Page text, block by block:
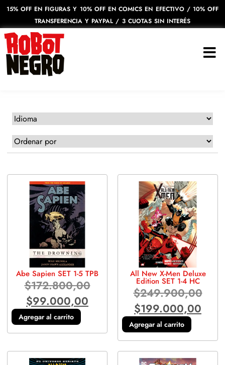
15% OFF EN FIGURAS Y 10% OFF EN COMICS EN EFECTIVO / 10% OFF
TRANSFERENCIA Y PAYPAL / 3 CUOTAS SIN INTERÉS
Abe Sapien SET 1-5 TPB
$172.800,00
$99.000,00
Agregar al carrito
All New X-Men Deluxe
Edition SET 1-4 HC
$249.900,00
$199.000,00
Agregar al carrito